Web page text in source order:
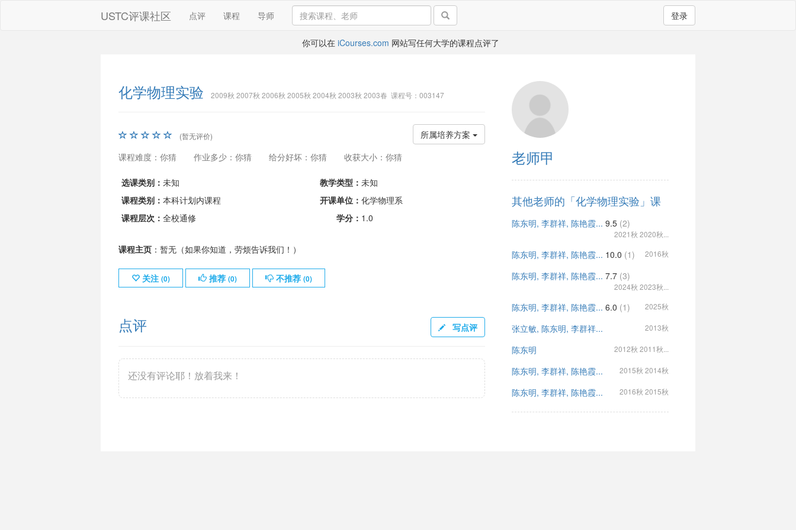
USTC评课社区 点评 课程 导师 登录
你可以在 iCourses.com 网站写任何大学的课程点评了
化学物理实验 2009秋 2007秋 2006秋 2005秋 2004秋 2003秋 2003春 课程号：003147
所属培养方案
(暂无评价)
课程难度：你猜 作业多少：你猜 给分好坏：你猜 收获大小：你猜
选课类别： 未知 教学类型： 未知
课程类别： 本科计划内课程 开课单位： 化学物理系
课程层次： 全校通修 学分： 1.0
课程主页：暂无（如果你知道，劳烦告诉我们！）
关注 (0) 推荐 (0) 不推荐 (0)
点评 写点评
还没有评论耶！放着我来！
老师甲
其他老师的「化学物理实验」课
陈东明, 李群祥, 陈艳霞... 9.5 (2)
2021秋 2020秋...
陈东明, 李群祥, 陈艳霞... 10.0 (1) 2016秋
陈东明, 李群祥, 陈艳霞... 7.7 (3)
2024秋 2023秋...
陈东明, 李群祥, 陈艳霞... 6.0 (1) 2025秋
张立敏, 陈东明, 李群祥... 2013秋
陈东明 2012秋 2011秋...
陈东明, 李群祥, 陈艳霞... 2015秋 2014秋
陈东明, 李群祥, 陈艳霞... 2016秋 2015秋